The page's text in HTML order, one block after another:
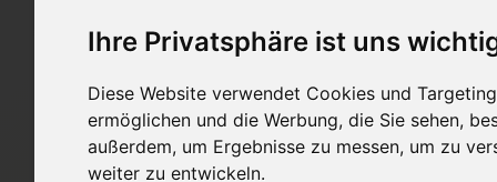
Ihre Privatsphäre ist uns
Diese Website verwendet Cookies und
ermöglichen und die Werbung, die Sie sehen,
außerdem, um Ergebnisse zu messen, um zu
weiter zu entwickeln.
Führung und
Lösungshilfe
Lösungshilfe für das
Bilanzbuchhalter/in IHK bei